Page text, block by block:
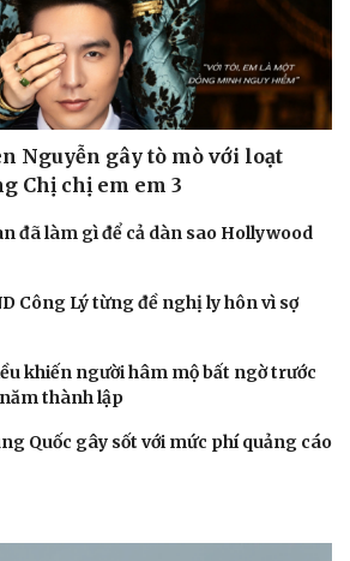
Nguyễn gây tò mò với loạt
Chị chị em em 3
đã làm gì để cả dàn sao Hollywood
Công Lý từng đề nghị ly hôn vì sợ
khiến người hâm mộ bất ngờ trước
thành lập
Quốc gây sốt với mức phí quảng cáo